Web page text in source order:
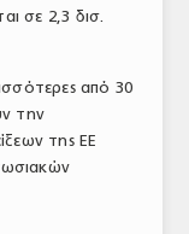
σε 2,3 δισ.
από 30
την
της ΕΕ